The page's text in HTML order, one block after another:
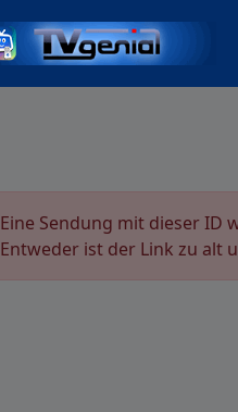
Eine Sendung mit dieser ID
Entweder ist der Link zu alt